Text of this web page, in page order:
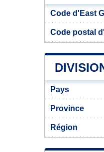
Code d'East
Code postal
Pays
Province
Région